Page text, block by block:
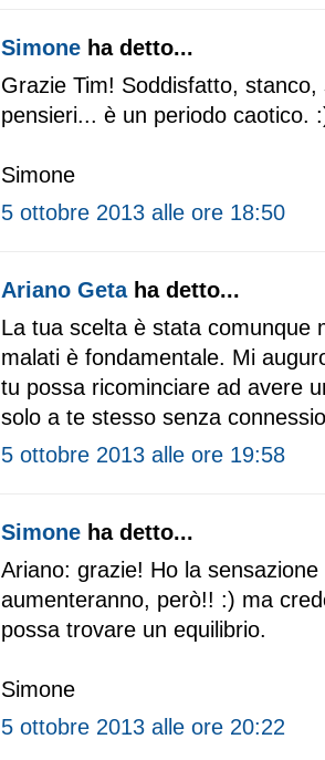
Simone ha detto...
Grazie Tim! Soddisfatto,
pensieri... è un periodo caotico.
Simone
5 ottobre 2013 alle ore 18:50
Ariano Getaha detto...
La tua scelta è stata comunque
malati è fondamentale. Mi
tu possa ricominciare ad avere
solo a te stesso senza
5 ottobre 2013 alle ore 19:58
Simone ha detto...
Ariano: grazie! Ho la
aumenteranno, però!! :) ma
possa trovare un equilibrio.
Simone
5 ottobre 2013 alle ore 20:22